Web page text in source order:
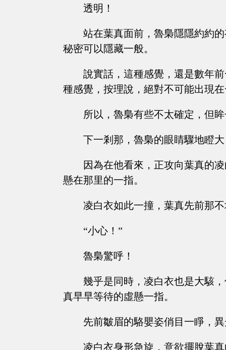
透明！
站在葉真面前，魯梟隱隱約約
秘密可以隱藏一般。
說實話，這種感覺，還是數年
種感覺，按理說，絕對不可能出現
所以，魯梟有些不太確定，但
下一剎那，魯梟的眼睛驟地瞪
因為在他看來，正攻向葉真的
懸在那里的一指。
凌白衣如此一撞，葉真先前那
“小心！”
魯梟驚呼！
幾乎是同時，凌白衣也是大駭
真早早等待的虛懸一指。
先前皺眉的駱嬰姿俏目一睜，
凌白衣身形急旋，意欲擺脫葉